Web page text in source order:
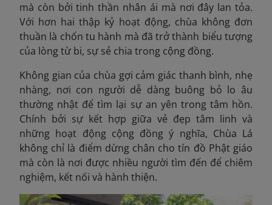
mà còn bởi tinh thần nhân ái mà nơi đây lan tỏa.
Với hơn hai thập kỷ hoạt động, chùa không đơn
thuần là chốn tu hành mà đã trở thành biểu tượng
của lòng từ bi, sự sẻ chia trong cộng đồng.
Không gian của chùa gợi cảm giác thanh bình, nhẹ
nhàng, nơi con người dễ dàng buông bỏ lo âu
thường nhật để tìm lại sự an yên trong tâm hồn.
Chính bởi sự kết hợp giữa vẻ đẹp tâm linh và
những hoạt động cộng đồng ý nghĩa, Chùa Lá
không chỉ là điểm dừng chân cho tín đồ Phật giáo
mà còn là nơi được nhiều người tìm đến để chiêm
nghiệm, kết nối và hành thiện.